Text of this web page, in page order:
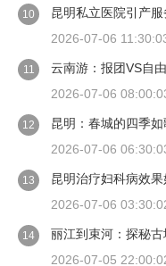
10
昆明私立医院引产
2026-07-06
11
云南游：报团VS自
2026-07-06
12
昆明：春城的四季如
2026-07-06
13
昆明治疗妇科病效
2026-07-06
14
丽江到束河：探秘
2026-07-05